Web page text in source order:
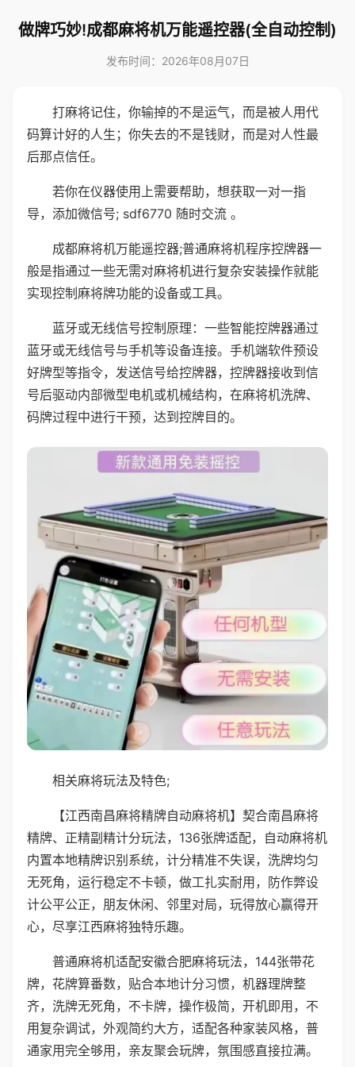
做牌巧妙!成都麻将机万能遥控器(全自动控制)
发布时间：2026年08月07日
打麻将记住，你输掉的不是运气，而是被人用代
码算计好的人生；你失去的不是钱财，而是对人性最
后那点信任。
若你在仪器使用上需要帮助，想获取一对一指
导，添加微信号; sdf6770 随时交流 。
成都麻将机万能遥控器;普通麻将机程序控牌器一
般是指通过一些无需对麻将机进行复杂安装操作就能
实现控制麻将牌功能的设备或工具。
蓝牙或无线信号控制原理：一些智能控牌器通过
蓝牙或无线信号与手机等设备连接。手机端软件预设
好牌型等指令，发送信号给控牌器，控牌器接收到信
号后驱动内部微型电机或机械结构，在麻将机洗牌、
码牌过程中进行干预，达到控牌目的。
相关麻将玩法及特色;
【江西南昌麻将精牌自动麻将机】契合南昌麻将
精牌、正精副精计分玩法，136张牌适配，自动麻将机
内置本地精牌识别系统，计分精准不失误，洗牌均匀
无死角，运行稳定不卡顿，做工扎实耐用，防作弊设
计公平公正，朋友休闲、邻里对局，玩得放心赢得开
心，尽享江西麻将独特乐趣。
普通麻将机适配安徽合肥麻将玩法，144张带花
牌，花牌算番数，贴合本地计分习惯，机器理牌整
齐，洗牌无死角，不卡牌，操作极简，开机即用，不
用复杂调试，外观简约大方，适配各种家装风格，普
通家用完全够用，亲友聚会玩牌，氛围感直接拉满。